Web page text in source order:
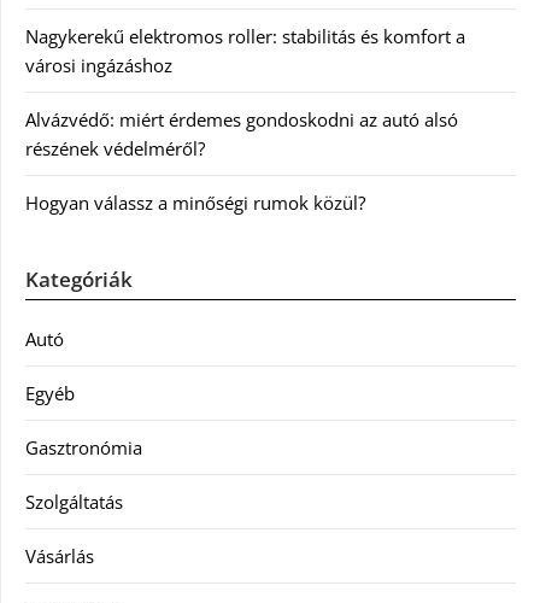
Nagykerekű elektromos roller: stabilitás és komfort a
városi ingázáshoz
Alvázvédő: miért érdemes gondoskodni az autó alsó
részének védelméről?
Hogyan válassz a minőségi rumok közül?
Kategóriák
Autó
Egyéb
Gasztronómia
Szolgáltatás
Vásárlás